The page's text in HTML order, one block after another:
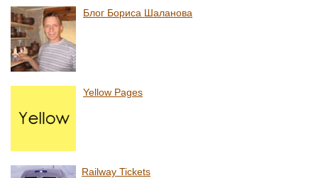
Блог Бориса Шаланова
Yellow Pages
Railway Tickets